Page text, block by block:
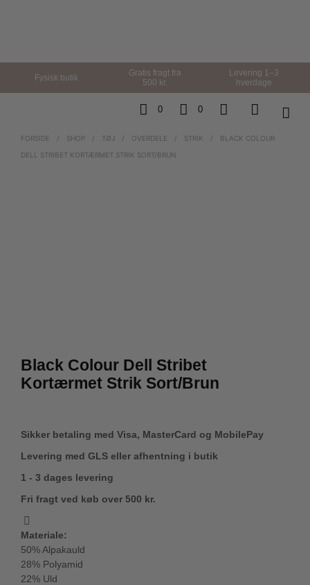
Fysisk butik
Gratis fragt fra
500 kr.
Levering 1–3
hverdage
0 0
FORSIDE / SHOP / TØJ / OVERDELE / STRIK /
BLACK COLOUR
DELL STRIBET KORTÆRMET STRIK SORT/BRUN
Black Colour Dell Stribet
Kortærmet Strik Sort/Brun
Sikker betaling med Visa, MasterCard og MobilePay
Levering med GLS eller afhentning i butik
1 - 3 dages levering
Fri fragt ved køb over 500 kr.
Materiale:
50% Alpakauld
28% Polyamid
22% Uld